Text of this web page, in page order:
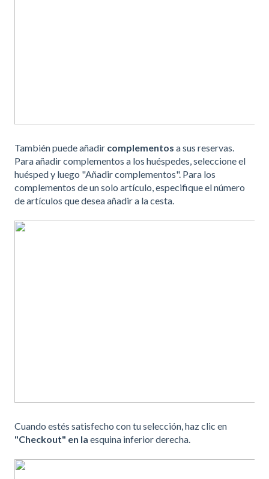
También puede añadir complementos a sus reservas.
Para añadir complementos a los huéspedes, seleccione el
huésped y luego "Añadir complementos". Para los
complementos de un solo artículo, especifique el número
de artículos que desea añadir a la cesta.
Cuando estés satisfecho con tu selección, haz clic en
"Checkout" en la esquina inferior derecha.